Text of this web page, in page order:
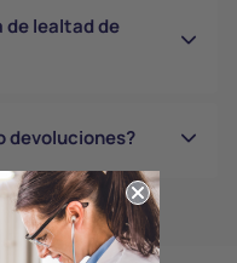
de lealtad de
devoluciones?